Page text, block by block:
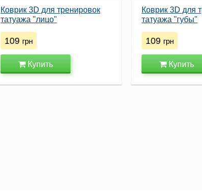
Коврик 3D для тренировок
татуажа "лицо"
109 грн
Купить
Коврик 3D для
татуажа "губы"
109 грн
Купить